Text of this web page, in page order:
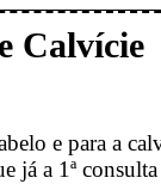
Calvície
e para a
já a 1ª